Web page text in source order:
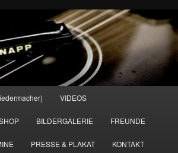
VIDEOS
BILDERGALERIE FREUNDE
PRESSE & PLAKAT KONTAKT